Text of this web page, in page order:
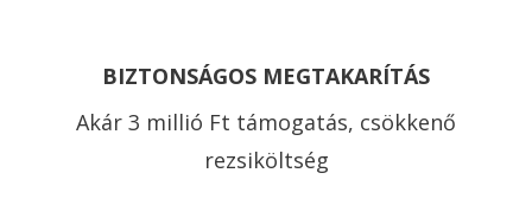
BIZTONSÁGOS MEGTAKARÍTÁS
Akár 3 millió Ft támogatás, csökkenő
rezsiköltség